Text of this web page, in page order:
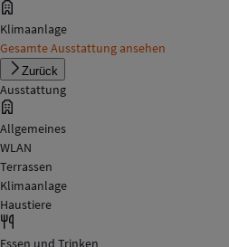
Klimaanlage
Gesamte Ausstattung ansehen
Zurück
Ausstattung
Allgemeines
WLAN
Terrassen
Klimaanlage
Haustiere
Essen und Trinken